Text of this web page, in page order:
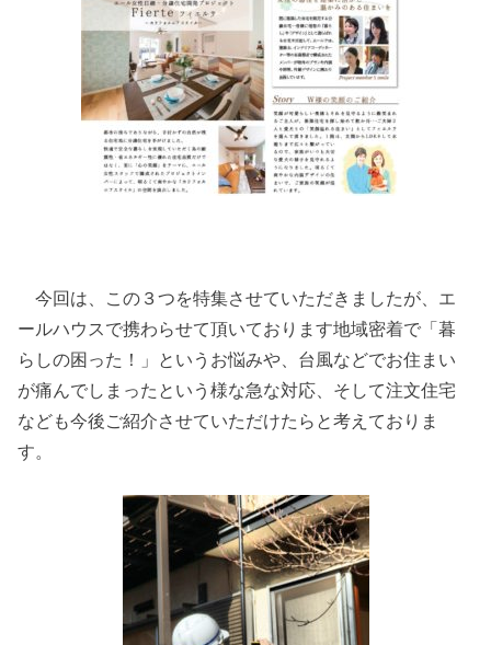
今回は、この３つを特集させていただきましたが、エ
ールハウスで携わらせて頂いております地域密着で「暮
らしの困った！」というお悩みや、台風などでお住まい
が痛んでしまったという様な急な対応、そして注文住宅
なども今後ご紹介させていただけたらと考えておりま
す。